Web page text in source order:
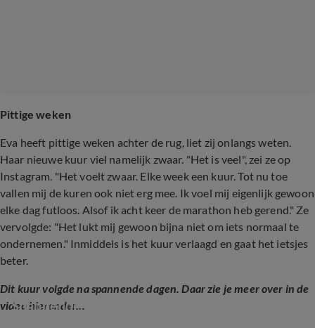
Pittige weken
Eva heeft pittige weken achter de rug, liet zij onlangs weten.
Haar nieuwe kuur viel namelijk zwaar. "Het is veel", zei ze op
Instagram. "Het voelt zwaar. Elke week een kuur. Tot nu toe
vallen mij de kuren ook niet erg mee. Ik voel mij eigenlijk gewoon
elke dag futloos. Alsof ik acht keer de marathon heb gerend." Ze
vervolgde: "Het lukt mij gewoon bijna niet om iets normaal te
ondernemen." Inmiddels is het kuur verlaagd en gaat het ietsjes
beter.
Dit kuur volgde na spannende dagen. Daar zie je meer over in de
video hieronder...
Spannende dagen voor Over Mijn Lijk-Eva